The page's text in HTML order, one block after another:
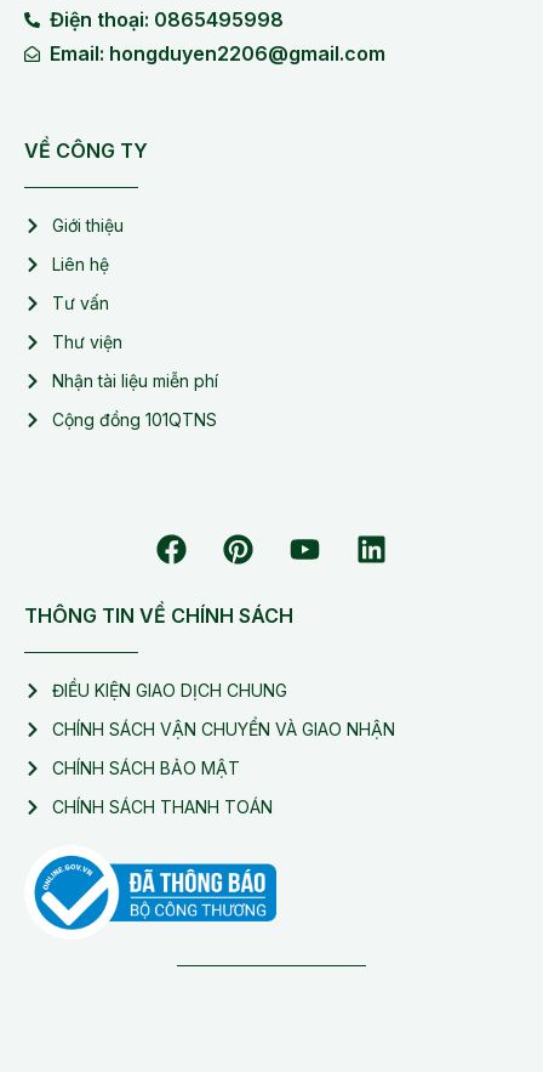
Điện thoại: 0865495998
Email: hongduyen2206@gmail.com
VỀ CÔNG TY
Giới thiệu
Liên hệ
Tư vấn
Thư viện
Nhận tài liệu miễn phí
Cộng đồng 101QTNS
THÔNG TIN VỀ CHÍNH SÁCH
ĐIỀU KIỆN GIAO DỊCH CHUNG
CHÍNH SÁCH VẬN CHUYỂN VÀ GIAO NHẬN
CHÍNH SÁCH BẢO MẬT
CHÍNH SÁCH THANH TOÁN